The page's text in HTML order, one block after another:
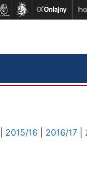
2015/16 2016/17